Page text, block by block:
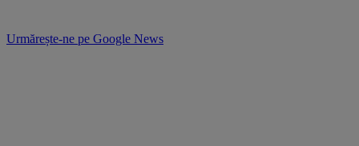
Urmărește-ne pe Google News